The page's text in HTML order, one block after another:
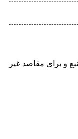
و برای مقاصد غیر